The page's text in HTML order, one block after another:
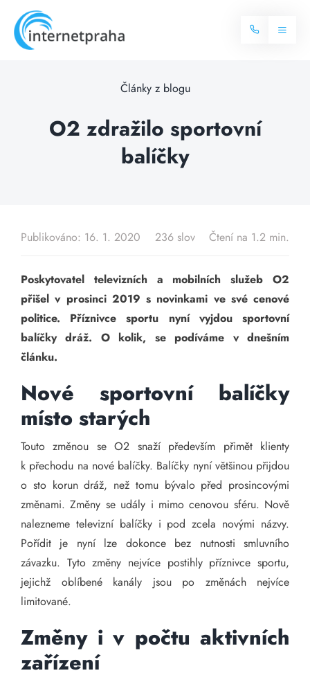
content
Toggle
Balíčky internetu
Blog
Kontakt
Články z blogu
O2 zdražilo sportovní
balíčky
Publikováno: 16. 1. 2020 236 slov Čtení na 1.2 min.
Poskytovatel televizních a mobilních služeb O2
přišel v prosinci 2019 s novinkami ve své cenové
politice. Příznivce sportu nyní vyjdou sportovní
balíčky dráž. O kolik, se podíváme v dnešním
článku.
Nové sportovní balíčky
místo starých
Touto změnou se O2 snaží především přimět klienty
k přechodu na nové balíčky. Balíčky nyní většinou přijdou
o sto korun dráž, než tomu bývalo před prosincovými
změnami. Změny se udály i mimo cenovou sféru. Nově
nalezneme televizní balíčky i pod zcela novými názvy.
Pořídit je nyní lze dokonce bez nutnosti smluvního
závazku. Tyto změny nejvíce postihly příznivce sportu,
jejichž oblíbené kanály jsou po změnách nejvíce
limitované.
Změny i v počtu aktivních
zařízení